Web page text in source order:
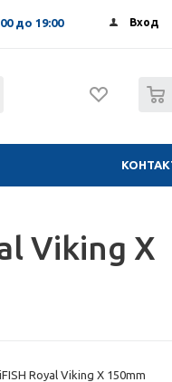
Вход
до 19:00
Viking X
Royal Viking X 150mm